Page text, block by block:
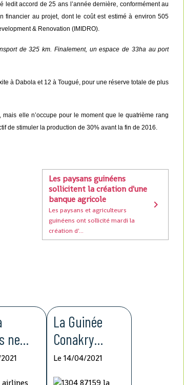
accord de 25 ans l’année dernière, conformément au
financier au projet, dont le coût est estimé à environ 505
& Renovation (IMIDRO).
de 325 km. Finalement, un espace de 33ha au port
à Dabola et 12 à Tougué, pour une réserve totale de plus
elle n’occupe pour le moment que le quatrième rang
de stimuler la production de 30% avant la fin de 2016.
Les paysans guinéens
sollicitent la création d'une
banque agricole
Les paysans et agriculteurs
guinéens ont sollicité mardi la
création d'...
ne
La Guinée
Conakry
sollicite le
Sénégal pour
Le 14/04/2021